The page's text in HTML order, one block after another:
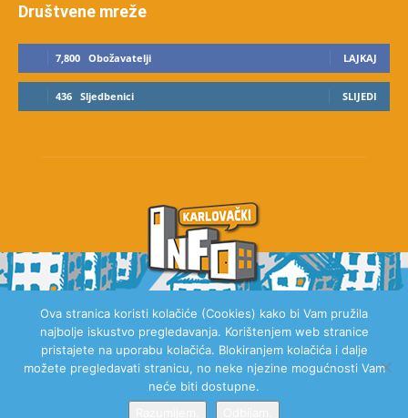
Društvene mreže
7,800 Obožavatelji LAJKAJ
436 Sljedbenici SLIJEDI
O NAMA
Ova stranica koristi kolačiće (Cookies) kako bi Vam pružila
najbolje iskustvo pregledavanja. Korištenjem web stranice
pristajete na uporabu kolačića. Blokiranjem kolačića i dalje
možete pregledavati stranicu, no neke njezine mogućnosti Vam
neće biti dostupne.